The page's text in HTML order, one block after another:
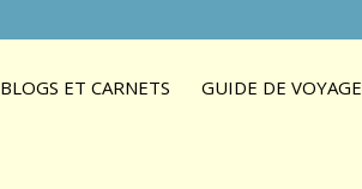
BLOGS ET CARNETS GUIDE DE VOYAGE